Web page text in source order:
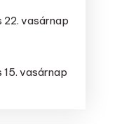
22. vasárnap
15. vasárnap